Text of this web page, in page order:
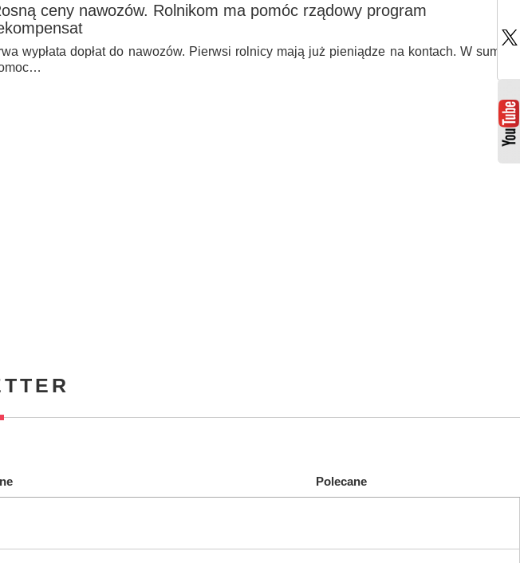
ceny nawozów. Rolnikom ma pomóc rządowy program
wypłata dopłat do nawozów. Pierwsi rolnicy mają już pieniądze na kontach. W sumie,
Polecane